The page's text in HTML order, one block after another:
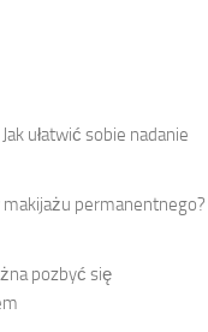
ułatwić sobie nadanie
makijażu permanentnego?
pozbyć się